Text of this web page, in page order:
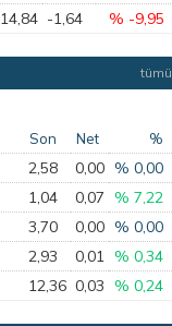
14,84 -1,64 % -9,95
tümü
Son Net
%
2,58 0,00 % 0,00
1,04 0,07 % 7,22
3,70 0,00 % 0,00
2,93 0,01 % 0,34
12,36 0,03 % 0,24